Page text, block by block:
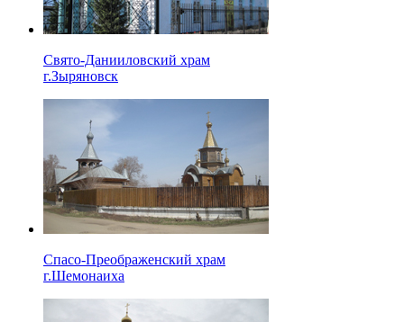
Свято-Данииловский храм
г.Зыряновск
Спасо-Преображенский храм
г.Шемонаиха